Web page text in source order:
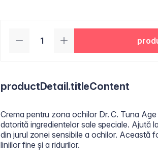
productDetail.titleContent
Crema pentru zona ochilor Dr. C. Tuna
datorită ingredientelor sale speciale. Ajută
din jurul zonei sensibile a ochilor. Această
liniilor fine și a ridurilor.